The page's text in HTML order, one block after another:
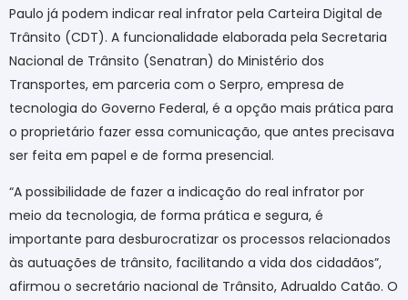
Paulo já podem indicar real infrator pela Carteira Digital de
Trânsito (CDT). A funcionalidade elaborada pela Secretaria
Nacional de Trânsito (Senatran) do Ministério dos
Transportes, em parceria com o Serpro, empresa de
tecnologia do Governo Federal, é a opção mais prática para
o proprietário fazer essa comunicação, que antes precisava
ser feita em papel e de forma presencial.
“A possibilidade de fazer a indicação do real infrator por
meio da tecnologia, de forma prática e segura, é
importante para desburocratizar os processos relacionados
às autuações de trânsito, facilitando a vida dos cidadãos”,
afirmou o secretário nacional de Trânsito, Adrualdo Catão. O